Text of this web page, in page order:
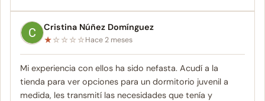
Cristina Núñez Domínguez
★☆☆☆☆Hace 2 meses
Mi experiencia con ellos ha sido nefasta. Acudí a la
tienda para ver opciones para un dormitorio juvenil a
medida, les transmití las necesidades que tenía y